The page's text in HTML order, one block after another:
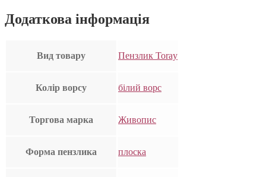
Додаткова інформація
Вид товару Пензлик Toray
Колір ворсу білий ворс
Торгова марка Живопис
Форма пензлика плоска